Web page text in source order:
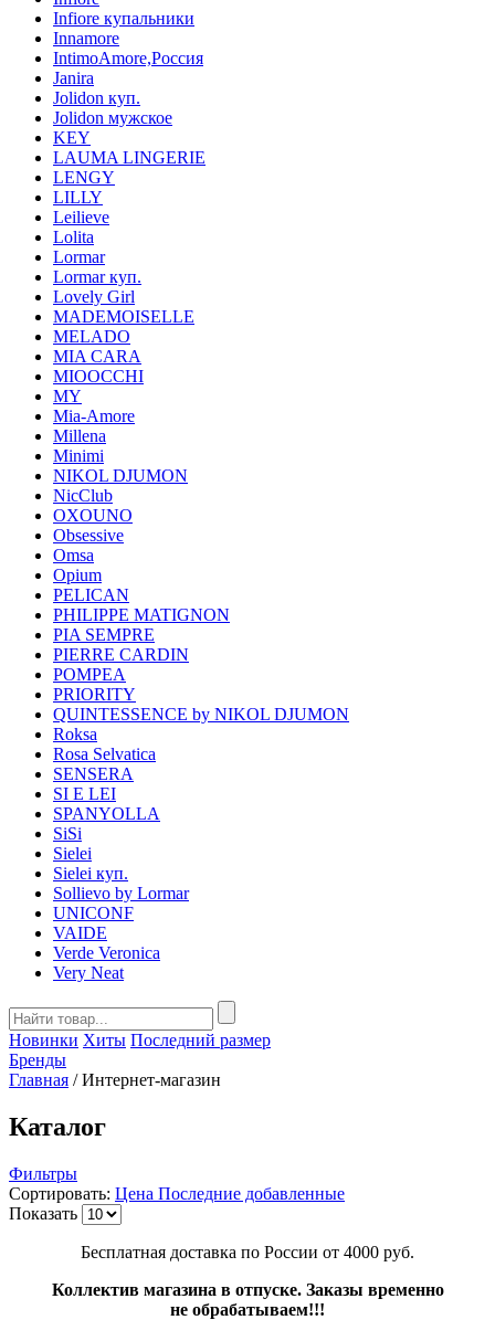
Infiore купальники
Innamore
IntimoAmore,Россия
Janira
Jolidon куп.
Jolidon мужское
KEY
LAUMA LINGERIE
LENGY
LILLY
Leilieve
Lolita
Lormar
Lormar куп.
Lovely Girl
MADEMOISELLE
MELADO
MIA CARA
MIOOCCHI
MY
Mia-Amore
Millena
Minimi
NIKOL DJUMON
NicClub
OXOUNO
Obsessive
Omsa
Opium
PELICAN
PHILIPPE MATIGNON
PIA SEMPRE
PIERRE CARDIN
POMPEA
PRIORITY
QUINTESSENCE by NIKOL DJUMON
Roksa
Rosa Selvatica
SENSERA
SI E LEI
SPANYOLLA
SiSi
Sielei
Sielei куп.
Sollievo by Lormar
UNICONF
VAIDE
Verde Veronica
Very Neat
Новинки Хиты Последний размер
Бренды
Главная /Интернет-магазин
Каталог
Фильтры
Сортировать: Цена Последние добавленные
Показать
Бесплатная доставка по России от 4000 руб.
Коллектив магазина в отпуске. Заказы временно
не обрабатываем!!!